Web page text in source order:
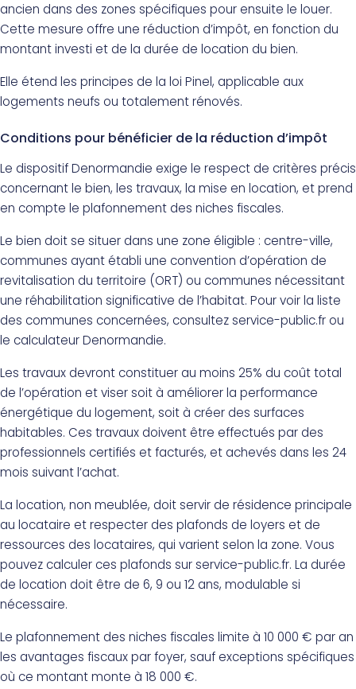
ancien dans des zones spécifiques pour ensuite le louer.
Cette mesure offre une réduction d’impôt, en fonction du
montant investi et de la durée de location du bien.
Elle étend les principes de la loi Pinel, applicable aux
logements neufs ou totalement rénovés.
Conditions pour bénéficier de la réduction d’impôt
Le dispositif Denormandie exige le respect de critères précis
concernant le bien, les travaux, la mise en location, et prend
en compte le plafonnement des niches fiscales.
Le bien doit se situer dans une zone éligible : centre-ville,
communes ayant établi une convention d’opération de
revitalisation du territoire (ORT) ou communes nécessitant
une réhabilitation significative de l’habitat. Pour voir la liste
des communes concernées, consultez service-public.fr ou
le calculateur Denormandie.
Les travaux devront constituer au moins 25% du coût total
de l’opération et viser soit à améliorer la performance
énergétique du logement, soit à créer des surfaces
habitables. Ces travaux doivent être effectués par des
professionnels certifiés et facturés, et achevés dans les 24
mois suivant l’achat.
La location, non meublée, doit servir de résidence principale
au locataire et respecter des plafonds de loyers et de
ressources des locataires, qui varient selon la zone. Vous
pouvez calculer ces plafonds sur service-public.fr. La durée
de location doit être de 6, 9 ou 12 ans, modulable si
nécessaire.
Le plafonnement des niches fiscales limite à 10 000 € par an
les avantages fiscaux par foyer, sauf exceptions spécifiques
où ce montant monte à 18 000 €.